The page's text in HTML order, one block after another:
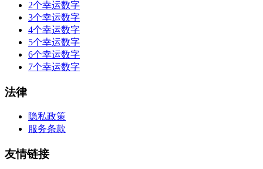
2个幸运数字
3个幸运数字
4个幸运数字
5个幸运数字
6个幸运数字
7个幸运数字
法律
隐私政策
服务条款
友情链接